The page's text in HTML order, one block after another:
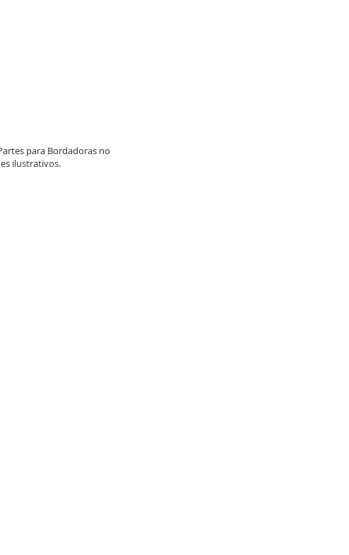
para Bordadoras no
ilustrativos.